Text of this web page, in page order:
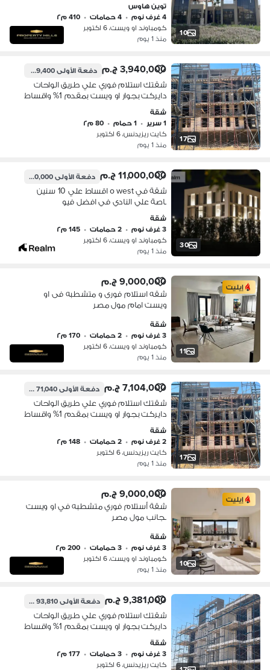
10
توين هاوس
4 غرف نوم
• 4 حمامات • 410 م٢
كومباوند او ويست، 6 اكتوبر
منذ 1 يوم
17
3,940,000 ج.م دفعة الأولى39,400 ج.م
شقتك استلام فوري علي طريق الواحات
دايركت بجوار او ويست بمقدم 1% واقساط
تصل الي 10 سنوات
شقة
1 سرير
• 1 حمام • 80 م٢
كايت ريزيدنس، 6 اكتوبر
منذ 1 يوم
30
11,000,000 ج.م دفعة الأولى550,000 ج.م
شقة في o west اقساط علي 10 سنين
باصة علي النادي في افضل فيو
شقة
3 غرف نوم
• 2 حمامات • 145 م٢
كومباوند او ويست، 6 اكتوبر
منذ 1 يوم
11
إيليت 9,000,000 ج.م
شقه استلام فورى و متشطبه فى او
ويست امام مول مصر
شقة
3 غرف نوم
• 2 حمامات • 170 م٢
كومباوند او ويست، 6 اكتوبر
منذ 1 يوم
17
7,104,000 ج.م دفعة الأولى71,040 ج.م
شقتك استلام فوري علي طريق الواحات
دايركت بجوار او ويست بمقدم 1% واقساط
تصل الي 10 سنوات
شقة
2 غرف نوم
• 2 حمامات • 148 م٢
كايت ريزيدنس، 6 اكتوبر
منذ 1 يوم
10
إيليت 9,000,000 ج.م
شقة أستلام فوري متشطبه في او ويست
بجانب مول مصر
شقة
3 غرف نوم
• 3 حمامات • 200 م٢
كومباوند او ويست، 6 اكتوبر
منذ 1 يوم
9,381,000 ج.م دفعة الأولى93,810 ج.م
شقتك استلام فوري علي طريق الواحات
دايركت بجوار او ويست بمقدم 1% واقساط
تصل الي 10 سنوات
شقة
3 غرف نوم
• 3 حمامات • 177 م٢
كايت ريزيدنس، 6 اكتوبر